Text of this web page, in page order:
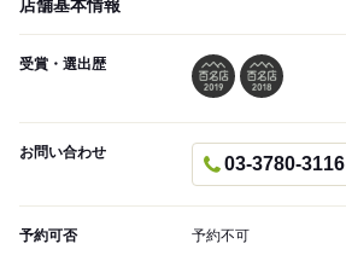
店舗基本情報
受賞・選出歴
お問い合わせ
03-3780-3116
予約可否 予約不可